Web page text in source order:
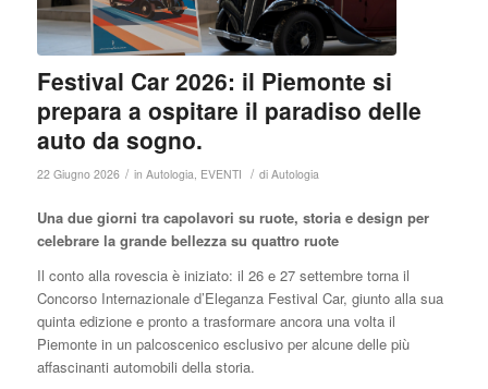
Festival Car 2026: il Piemonte si
prepara a ospitare il paradiso delle
auto da sogno.
22 Giugno 2026 / in Autologia EVENTI / di Autologia
Una due giorni tra capolavori su ruote, storia e design per
celebrare la grande bellezza su quattro ruote
Il conto alla rovescia è iniziato: il 26 e 27 settembre torna il
Concorso Internazionale d’Eleganza Festival Car, giunto alla sua
quinta edizione e pronto a trasformare ancora una volta il
Piemonte in un palcoscenico esclusivo per alcune delle più
affascinanti automobili della storia.